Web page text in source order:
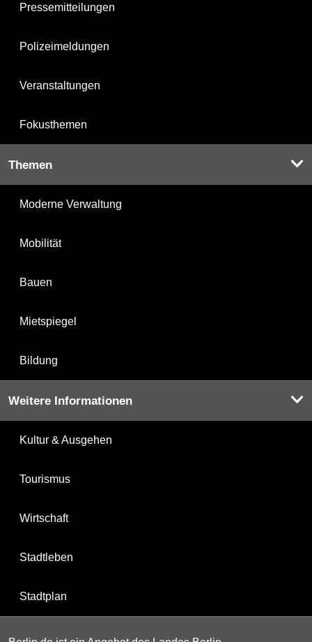
Pressemitteilungen
Polizeimeldungen
Veranstaltungen
Fokusthemen
Themen
Moderne Verwaltung
Mobilität
Bauen
Mietspiegel
Bildung
Weitere Informationen
Kultur & Ausgehen
Tourismus
Wirtschaft
Stadtleben
Stadtplan